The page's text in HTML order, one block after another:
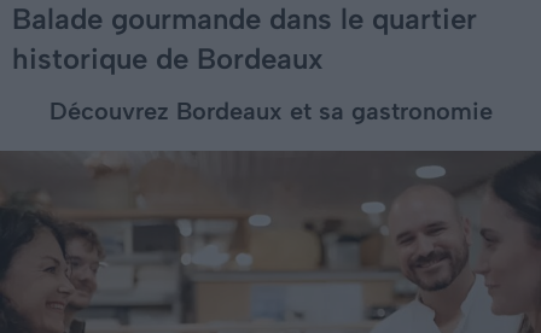
Balade gourmande dans le quartier
historique de Bordeaux
Découvrez Bordeaux et sa gastronomie